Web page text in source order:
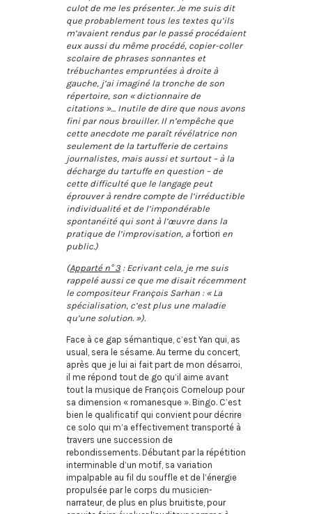
culot de me les présenter. Je me suis dit
que probablement tous les textes qu’ils
m’avaient rendus par le passé procédaient
eux aussi du même procédé, copier-coller
scolaire de phrases sonnantes et
trébuchantes empruntées à droite à
gauche, j’ai imaginé la tronche de son
répertoire, son « dictionnaire de
citations »… Inutile de dire que nous avons
fini par nous brouiller. Il n’empêche que
cette anecdote me paraît révélatrice non
seulement de la tartufferie de certains
journalistes, mais aussi et surtout – à la
décharge du tartuffe en question – de
cette difficulté que le langage peut
éprouver à rendre compte de l’irréductible
individualité et de l’impondérable
spontanéité qui sont à l’œuvre dans la
pratique de l’improvisation, afortiori en
public.)
(Apparté n° 3: Ecrivant cela, je me suis
rappelé aussi ce que me disait récemment
le compositeur François Sarhan : « La
spécialisation, c’est plus une maladie
qu’une solution. »).
Face à ce gap sémantique, c’est Yan qui, as
usual, sera le sésame. Au terme du concert,
après que je lui ai fait part de mon désarroi,
il me répond tout de go qu’il aime avant
tout la musique de François Corneloup pour
sa dimension « romanesque ». Bingo. C’est
bien le qualificatif qui convient pour décrire
ce solo qui m’a effectivement transporté à
travers une succession de
rebondissements. Débutant par la répétition
interminable d’un motif, sa variation
impalpable au fil du souffle et de l’énergie
propulsée par le corps du musicien-
narrateur, de plus en plus bruitiste, pour